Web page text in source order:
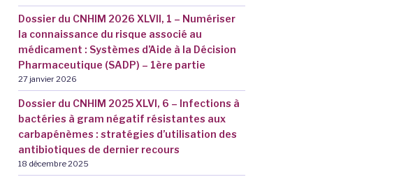
Dossier du CNHIM 2026 XLVII, 1 – Numériser
la connaissance du risque associé au
médicament : Systèmes d’Aide à la Décision
Pharmaceutique (SADP) – 1ère partie
27 janvier 2026
Dossier du CNHIM 2025 XLVI, 6 – Infections à
bactéries à gram négatif résistantes aux
carbapénèmes : stratégies d’utilisation des
antibiotiques de dernier recours
18 décembre 2025